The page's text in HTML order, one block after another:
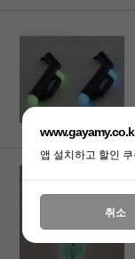
앱 설치하고 할인
취소